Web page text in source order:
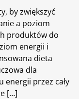
by zwiększyć
a poziom
produktów do
energii i
dieta
dla
przez cały
[…]